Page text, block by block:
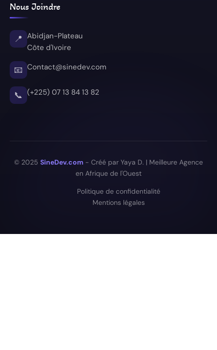
Nous Joindre
📍 Abidjan-Plateau
Côte d'Ivoire
📧 Contact@sinedev.com
📞 (+225) 07 13 84 13 82
© 2025 SineDev.com - Créé par Yaya D. | Meilleure Agence
en Afrique de l'Ouest
Politique de confidentialité
Mentions légales